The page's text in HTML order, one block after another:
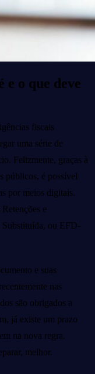
e o que deve
fiscais
uma série de
Felizmente, graças à
públicos, é possível
por meios digitais.
e
Substituída, ou EFD-
e suas
nas
são obrigados a
já existe um prazo
na nova regra.
melhor.